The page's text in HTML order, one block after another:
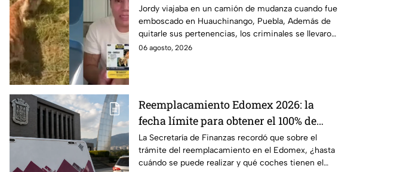
sus cuentas y le roban a sus mascotas
en Huauchinango, Puebla
Jordy viajaba en un camión de mudanza cuando fue
emboscado en Huauchinango, Puebla, Además de
quitarle sus pertenencias, los criminales se llevaron
a sus perritas.
06 agosto, 2026
Reemplacamiento Edomex 2026: la
fecha límite para obtener el 100% de
descuento
La Secretaría de Finanzas recordó que sobre el
trámite del reemplacamiento en el Edomex, ¿hasta
cuándo se puede realizar y qué coches tienen el